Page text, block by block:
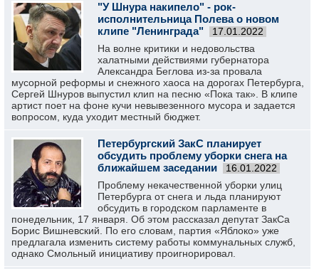
"У Шнура накипело" - рок-
исполнительница Полева о новом
клипе "Ленинграда"
17.01.2022
На волне критики и недовольства
халатными действиями губернатора
Александра Беглова из-за провала
мусорной реформы и снежного хаоса на дорогах Петербурга,
Сергей Шнуров выпустил клип на песню «Пока так». В клипе
артист поет на фоне кучи невывезенного мусора и задается
вопросом, куда уходит местный бюджет.
Петербургский ЗакС планирует
обсудить проблему уборки снега на
ближайшем заседании
16.01.2022
Проблему некачественной уборки улиц
Петербурга от снега и льда планируют
обсудить в городском парламенте в
понедельник, 17 января. Об этом рассказал депутат ЗакСа
Борис Вишневский. По его словам, партия «Яблоко» уже
предлагала изменить систему работы коммунальных служб,
однако Смольный инициативу проигнорировал.